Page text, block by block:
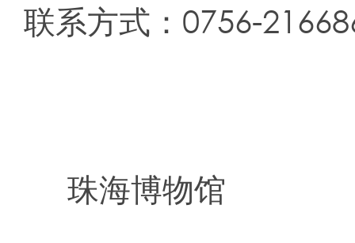
联系方式：0756-
珠海博物馆